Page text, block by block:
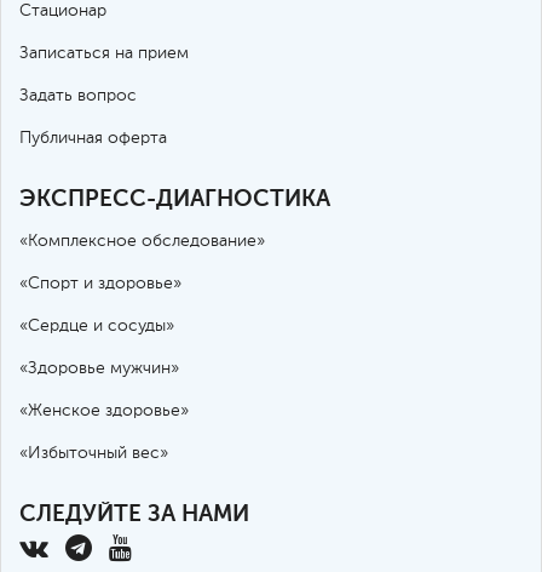
Стационар
Записаться на прием
Задать вопрос
Публичная оферта
ЭКСПРЕСС-ДИАГНОСТИКА
«Комплексное обследование»
«Спорт и здоровье»
«Сердце и сосуды»
«Здоровье мужчин»
«Женское здоровье»
«Избыточный вес»
СЛЕДУЙТЕ ЗА НАМИ